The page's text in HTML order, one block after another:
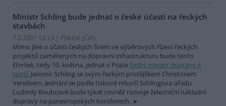
Ministr Schling bude jednat o české účasti na řeckých
stavbách
7.5.2001 12:13 | PRAHA (ČIA)
Mimo jiné o účasti českých firem ve výběrových řízení řeckých
projektů zaměřených na dopravní infrastrukturu bude tento
čtvrtek, tedy 10. května, jednat v Praze český ministr dopravy a
spojů Jaromír Schling se svým řeckým protějškem Christosem
Verelisem. Jednání se podle tiskové mluvčí Schlingova úřadu
Ludmily Roubcové bude týkat rovněž rozvoje železniční nákladní
dopravy na panevropských koridorech.